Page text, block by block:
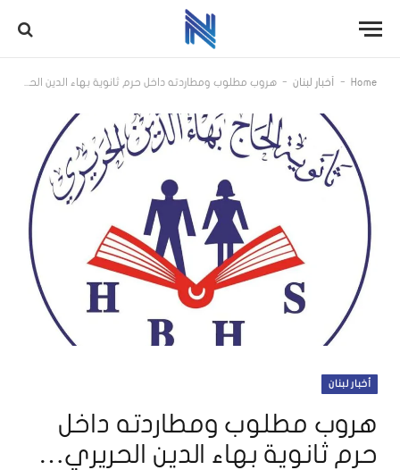
Home
- أخبار لبنان - هروب مطلوب ومطاردته داخل حرم ثانوية بهاء الدين الحريري… والمدرسة توضح
أخبار لبنان
هروب مطلوب ومطاردته داخل
حرم ثانوية بهاء الدين الحريري…